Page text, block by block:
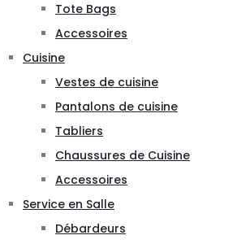
Tote Bags
Accessoires
Cuisine
Vestes de cuisine
Pantalons de cuisine
Tabliers
Chaussures de Cuisine
Accessoires
Service en Salle
Débardeurs